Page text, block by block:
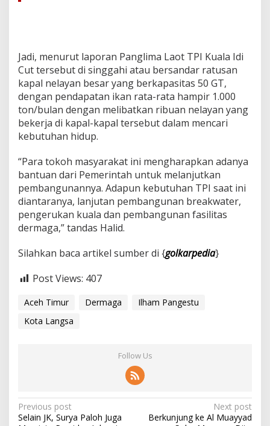
Jadi, menurut laporan Panglima Laot TPI Kuala Idi
Cut tersebut di singgahi atau bersandar ratusan
kapal nelayan besar yang berkapasitas 50 GT,
dengan pendapatan ikan rata-rata hampir 1.000
ton/bulan dengan melibatkan ribuan nelayan yang
bekerja di kapal-kapal tersebut dalam mencari
kebutuhan hidup.
“Para tokoh masyarakat ini mengharapkan adanya
bantuan dari Pemerintah untuk melanjutkan
pembangunannya. Adapun kebutuhan TPI saat ini
diantaranya, lanjutan pembangunan breakwater,
pengerukan kuala dan pembangunan fasilitas
dermaga,” tandas Halid.
Silahkan baca artikel sumber di {golkarpedia}
Post Views: 407
Aceh Timur Dermaga
Ilham Pangestu
Kota Langsa
Follow Us
P
Previous post
Selain JK, Surya Paloh Juga
Next post
Berkunjung ke Al Muayyad